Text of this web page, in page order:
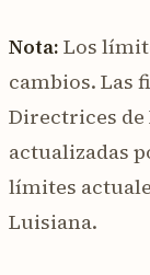
Nota: Los
cambios. Las
Directrices de
actualizadas
límites
Luisiana.